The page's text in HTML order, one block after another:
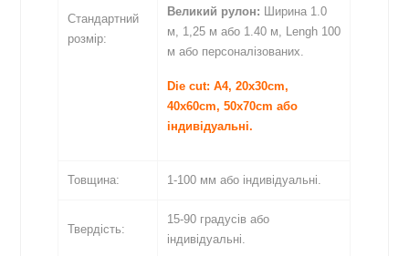
Стандартний
розмір:
Великий рулон: Ширина 1.0
м, 1,25 м або 1.40 м, Lengh 100
м або персоналізованих.
Die cut: A4, 20x30cm,
40x60cm, 50x70cm або
індивідуальні.
Товщина: 1-100 мм або індивідуальні.
Твердість:
15-90 градусів або
індивідуальні.